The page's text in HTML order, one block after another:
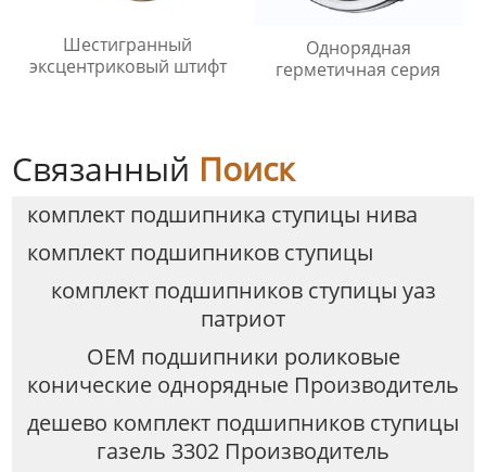
Шестигранный
эксцентриковый штифт
Однорядная
герметичная серия
Связанный Поиск
комплект подшипника ступицы нива
комплект подшипников ступицы
комплект подшипников ступицы уаз
патриот
OEM подшипники роликовые
конические однорядные Производитель
дешево комплект подшипников ступицы
газель 3302 Производитель